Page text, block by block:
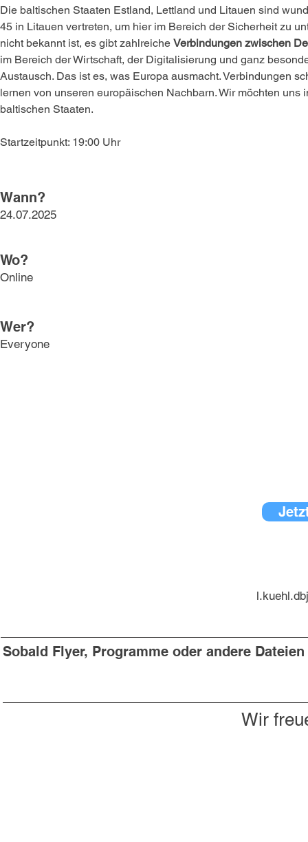
Die baltischen Staaten Estland, Lettland und Litauen sind
45 in Litauen vertreten, um hier im Bereich der Sicherheit zu
nicht bekannt ist, es gibt zahlreiche Verbindungen zwischen
im Bereich der Wirtschaft, der Digitalisierung und ganz
Austausch. Das ist es, was Europa ausmacht. Verbindungen
lernen von unseren europäischen Nachbarn. Wir möchten
baltischen Staaten.
Startzeitpunkt: 19:00 Uhr
Wann?
24.07.2025
Wo?
Online
Wer?
Everyone
Sobald Flyer, Programme oder andere
Wir